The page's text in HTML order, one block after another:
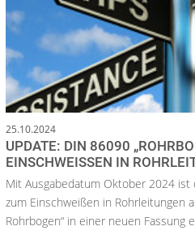
25.10.2024
UPDATE: DIN 86090
EINSCHWEISSEN IN
Mit Ausgabedatum Oktober 2024 ist
zum Einschweißen in Rohrleitungen
Rohrbogen“ in einer neuen Fassung